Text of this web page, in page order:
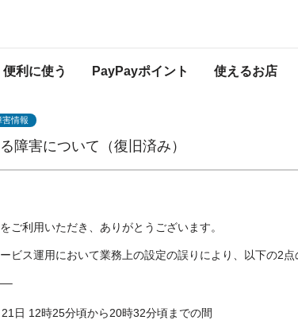
便利に使う PayPayポイント 使えるお店
PayPayか
害情報
障害について（復旧済み）
ご利用いただき、ありがとうございます。
ビス運用において業務上の設定の誤りにより、以下の2点
日 12時25分頃から20時32分頃までの間